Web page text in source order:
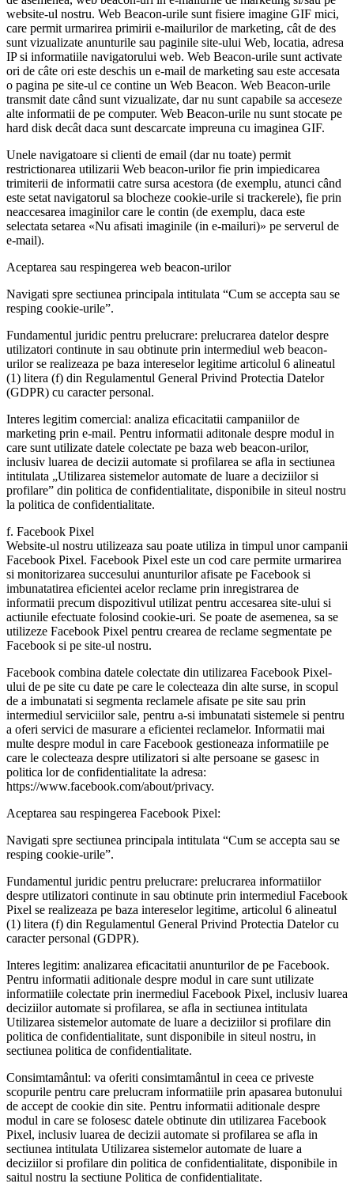
website-ul nostru. Web Beacon-urile sunt fisiere imagine GIF mici,
care permit urmarirea primirii e-mailurilor de marketing, cât de des
sunt vizualizate anunturile sau paginile site-ului Web, locatia, adresa
IP si informatiile navigatorului web. Web Beacon-urile sunt activate
ori de câte ori este deschis un e-mail de marketing sau este accesata
o pagina pe site-ul ce contine un Web Beacon. Web Beacon-urile
transmit date când sunt vizualizate, dar nu sunt capabile sa acceseze
alte informatii de pe computer. Web Beacon-urile nu sunt stocate pe
hard disk decât daca sunt descarcate impreuna cu imaginea GIF.
Unele navigatoare si clienti de email (dar nu toate) permit
restrictionarea utilizarii Web beacon-urilor fie prin impiedicarea
trimiterii de informatii catre sursa acestora (de exemplu, atunci când
este setat navigatorul sa blocheze cookie-urile si trackerele), fie prin
neaccesarea imaginilor care le contin (de exemplu, daca este
selectata setarea «Nu afisati imaginile (in e-mailuri)» pe serverul de
e-mail).
Aceptarea sau respingerea web beacon-urilor
Navigati spre sectiunea principala intitulata “Cum se accepta sau se
resping cookie-urile”.
Fundamentul juridic pentru prelucrare: prelucrarea datelor despre
utilizatori continute in sau obtinute prin intermediul web beacon-
urilor se realizeaza pe baza intereselor legitime articolul 6 alineatul
(1) litera (f) din Regulamentul General Privind Protectia Datelor
(GDPR) cu caracter personal.
Interes legitim comercial: analiza eficacitatii campaniilor de
marketing prin e-mail. Pentru informatii aditonale despre modul in
care sunt utilizate datele colectate pe baza web beacon-urilor,
inclusiv luarea de decizii automate si profilarea se afla in sectiunea
intitulata „Utilizarea sistemelor automate de luare a deciziilor si
profilare” din politica de confidentialitate, disponibile in siteul nostru
la politica de confidentialitate.
f. Facebook Pixel
Website-ul nostru utilizeaza sau poate utiliza in timpul unor campanii
Facebook Pixel. Facebook Pixel este un cod care permite urmarirea
si monitorizarea succesului anunturilor afisate pe Facebook si
imbunatatirea eficientei acelor reclame prin inregistrarea de
informatii precum dispozitivul utilizat pentru accesarea site-ului si
actiunile efectuate folosind cookie-uri. Se poate de asemenea, sa se
utilizeze Facebook Pixel pentru crearea de reclame segmentate pe
Facebook si pe site-ul nostru.
Facebook combina datele colectate din utilizarea Facebook Pixel-
ului de pe site cu date pe care le colecteaza din alte surse, in scopul
de a imbunatati si segmenta reclamele afisate pe site sau prin
intermediul serviciilor sale, pentru a-si imbunatati sistemele si pentru
a oferi servici de masurare a eficientei reclamelor. Informatii mai
multe despre modul in care Facebook gestioneaza informatiile pe
care le colecteaza despre utilizatori si alte persoane se gasesc in
politica lor de confidentialitate la adresa:
https://www.facebook.com/about/privacy.
Aceptarea sau respingerea Facebook Pixel:
Navigati spre sectiunea principala intitulata “Cum se accepta sau se
resping cookie-urile”.
Fundamentul juridic pentru prelucrare: prelucrarea informatiilor
despre utilizatori continute in sau obtinute prin intermediul Facebook
Pixel se realizeaza pe baza intereselor legitime, articolul 6 alineatul
(1) litera (f) din Regulamentul General Privind Protectia Datelor cu
caracter personal (GDPR).
Interes legitim: analizarea eficacitatii anunturilor de pe Facebook.
Pentru informatii aditionale despre modul in care sunt utilizate
informatiile colectate prin inermediul Facebook Pixel, inclusiv luarea
deciziilor automate si profilarea, se afla in sectiunea intitulata
Utilizarea sistemelor automate de luare a deciziilor si profilare din
politica de confidentialitate, sunt disponibile in siteul nostru, in
sectiunea politica de confidentialitate.
Consimtamântul: va oferiti consimtamântul in ceea ce priveste
scopurile pentru care prelucram informatiile prin apasarea butonului
de accept de cookie din site. Pentru informatii aditionale despre
modul in care se folosesc datele obtinute din utilizarea Facebook
Pixel, inclusiv luarea de decizii automate si profilarea se afla in
sectiunea intitulata Utilizarea sistemelor automate de luare a
deciziilor si profilare din politica de confidentialitate, disponibile in
saitul nostru la sectiune Politica de confidentialitate.